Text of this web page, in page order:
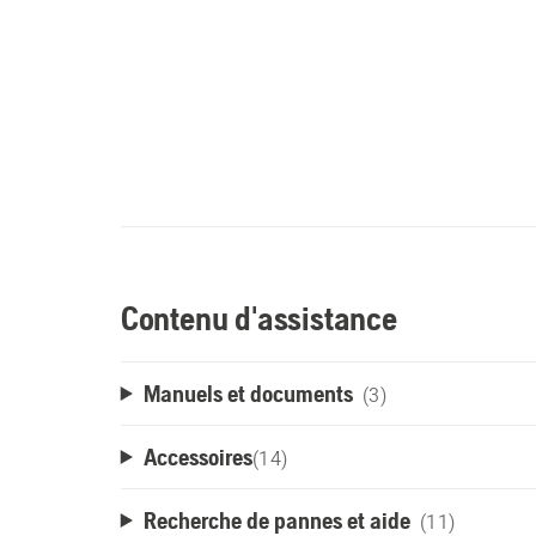
Contenu d'assistance
Manuels et documents (3)
Accessoires(14)
Recherche de pannes et aide (11)